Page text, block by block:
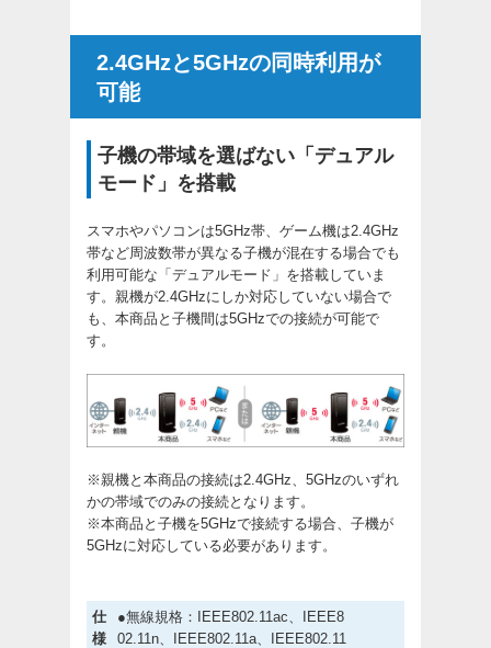
2.4GHzと5GHzの同時利用が
可能
子機の帯域を選ばない「デュアル
モード」を搭載
スマホやパソコンは5GHz帯、ゲーム機は2.4GHz
帯など周波数帯が異なる子機が混在する場合でも
利用可能な「デュアルモード」を搭載していま
す。親機が2.4GHzにしか対応していない場合で
も、本商品と子機間は5GHzでの接続が可能で
す。
※親機と本商品の接続は2.4GHz、5GHzのいずれ
かの帯域でのみの接続となります。
※本商品と子機を5GHzで接続する場合、子機が
5GHzに対応している必要があります。
仕
様
●無線規格：IEEE802.11ac、IEEE8
02.11n、IEEE802.11a、IEEE802.11